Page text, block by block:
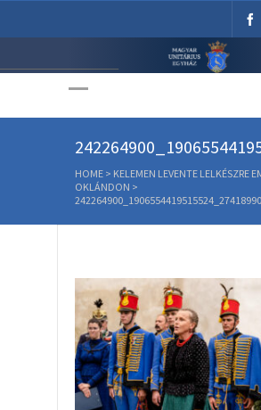
Unitárius
HOME > KELEMEN LEVENTE LELKÉSZRE
OKLÁNDON >